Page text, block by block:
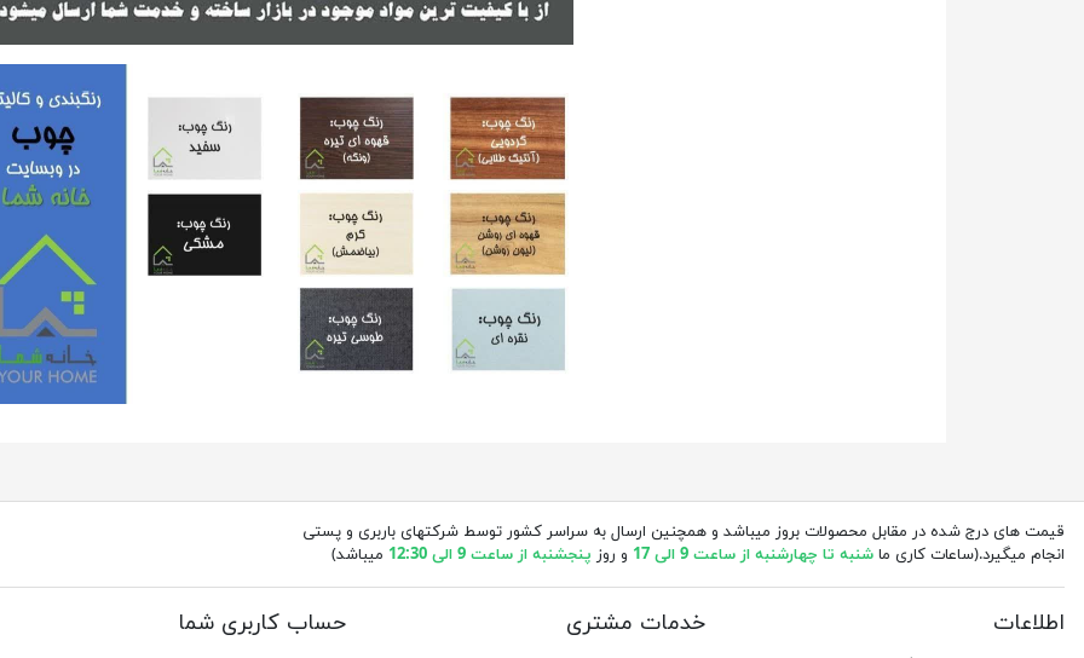
قیمت های درج شده در مقابل محصولات بروز میباشد و همچنین ارسال به سراسر کشور توسط شرکتهای باربری و پستی
انجام میگیرد.(ساعات کاری ما شنبه تا چهارشنبه از ساعت 9 الی 17 و روز پنجشنبه از ساعت 9 الی 12:30 میباشد)
اطلاعات خدمات مشتری حساب کاربری شما